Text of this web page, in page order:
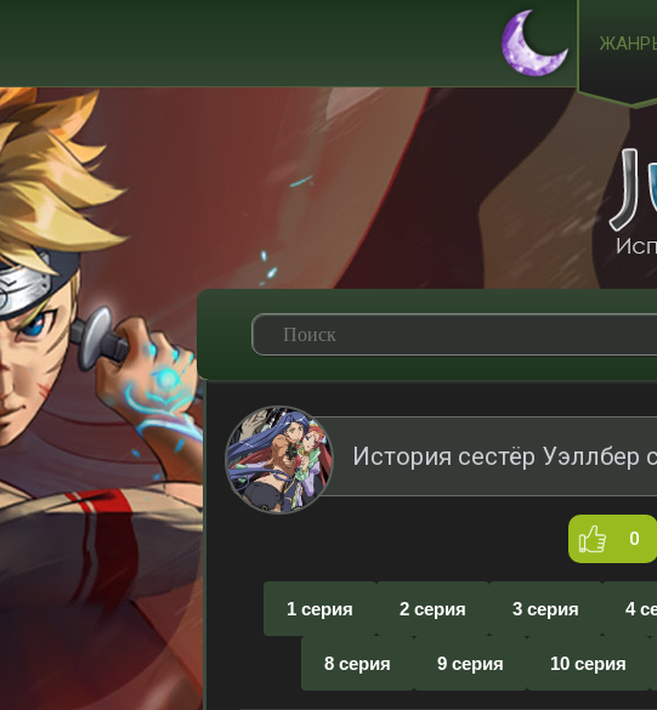
История сестёр Уэллбер
0
1 серия 2 серия 3 серия 4
8 серия 9 серия 10 серия